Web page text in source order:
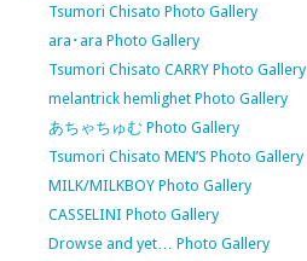
Tsumori Chisato Photo Gallery
ara･ara Photo Gallery
Tsumori Chisato CARRY Photo Gallery
melantrick hemlighet Photo Gallery
あちゃちゅむ Photo Gallery
Tsumori Chisato MEN’S Photo Gallery
MILK/MILKBOY Photo Gallery
CASSELINI Photo Gallery
Drowse and yet… Photo Gallery